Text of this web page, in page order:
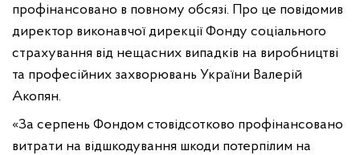
профінансовано в повному обсязі. Про це повідомив
директор виконавчої дирекції Фонду соціального
страхування від нещасних випадків на виробництві
та професійних захворювань України Валерій
Акопян.
«За серпень Фондом стовідсотково профінансовано
витрати на відшкодування шкоди потерпілим на